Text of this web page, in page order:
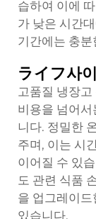
습하여 이에
가 낮은 시간
기간에는 충
ライフ사
고품질 냉장고
비용을 넘어
니다. 정밀한
주며, 이는 시
이어질 수 있
도 관련 식품
을 업그레이
있습니다.